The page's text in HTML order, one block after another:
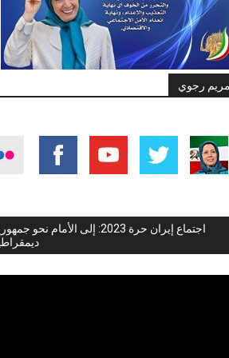
رجوي
اجتماع إيران حرة 2023: إلى الأمام نحو